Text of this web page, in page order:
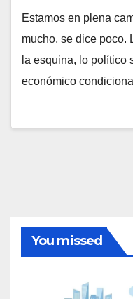
Estamos en plena
mucho, se dice poco.
la esquina, lo político
económico
You missed